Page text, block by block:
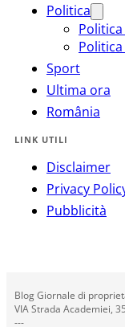
Politica
Sport
Ultima ora
România
LINK UTILI
Disclaimer
Privacy
Pubblicità
Blog Giornale di
VIA Strada Academiei,
---